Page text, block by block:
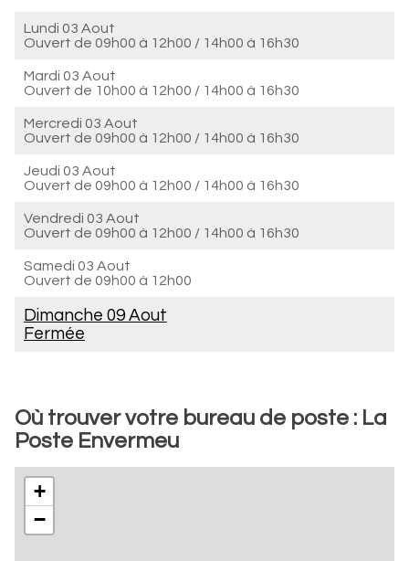
Lundi 03 Aout
Ouvert de 09h00 à 12h00 / 14h00 à 16h30
Mardi 03 Aout
Ouvert de 10h00 à 12h00 / 14h00 à 16h30
Mercredi 03 Aout
Ouvert de 09h00 à 12h00 / 14h00 à 16h30
Jeudi 03 Aout
Ouvert de 09h00 à 12h00 / 14h00 à 16h30
Vendredi 03 Aout
Ouvert de 09h00 à 12h00 / 14h00 à 16h30
Samedi 03 Aout
Ouvert de 09h00 à 12h00
Dimanche 09 Aout
Fermée
Où trouver votre bureau de poste : La
Poste Envermeu
+
−